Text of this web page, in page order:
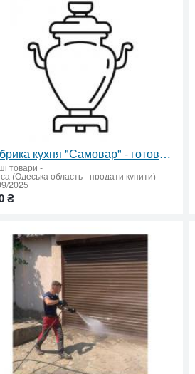
Фабрика кухня "Самовар" - готовые блюда в ретортах
товари -
(Одеська область - продати купити)
2025
₴